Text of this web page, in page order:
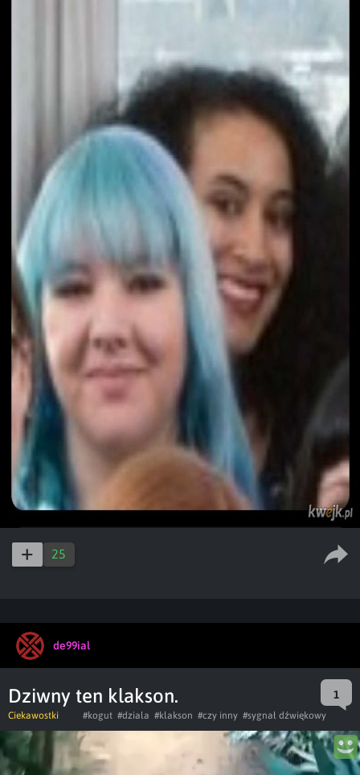
25
de99ial
Dziwny ten klakson. 1
Ciekawostki #kogut #dziala #klakson #czy inny #sygnał dźwiękowy